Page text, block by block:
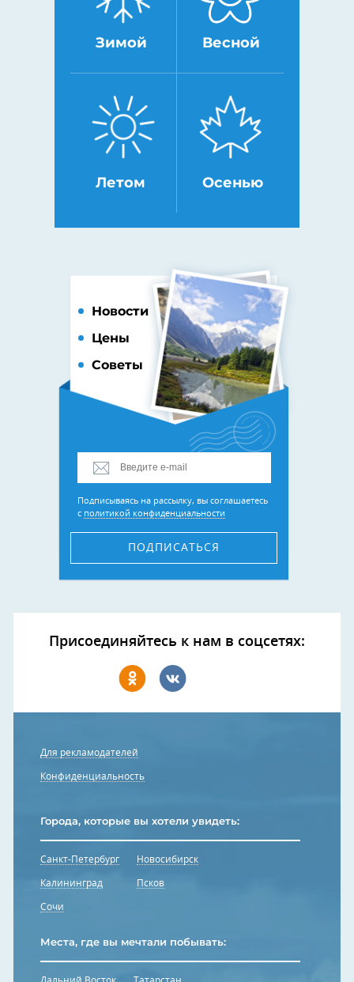
Зимой Весной
Летом Осенью
Новости
Цены
Советы
Подписываясь на рассылку, вы соглашаетесь
с политикой конфиденциальности
ПОДПИСАТЬСЯ
Присоединяйтесь к нам в соцсетях:
Для рекламодателей
Конфиденциальность
Города, которые вы хотели увидеть:
Санкт-Петербург
Калининград
Сочи
Новосибирск
Псков
Места, где вы мечтали побывать:
Дальний Восток Татарстан